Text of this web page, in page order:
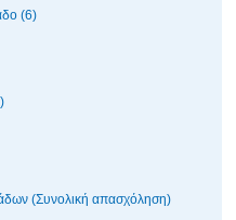
(6)
(Συνολική απασχόληση)